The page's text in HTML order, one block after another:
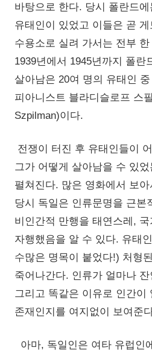
바탕으로 한다. 당시 폴란드
유태인이 있었고 이들은 곧
수용소로 실려 가서는 전부
1939년에서 1945년까지 폴란
살아남은 20여 명의 유태인
피아니스트 블라디슬로프 스
Szpilman)이다.
전쟁이 터진 후 유태인들이
그가 어떻게 살아남을 수 있
펼쳐진다. 많은 영화에서 보
당시 독일은 인류문명을 근본
비인간적 만행을 태연스레,
자행했음을 알 수 있다. 유태
수많은 명목이 붙었다!) 처형
죽어나간다. 인류가 얼마나
그리고 똑같은 이유로 인간이
존재인지를 여지없이 보여준
아마, 독일인은 여타 유럽인